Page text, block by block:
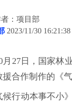
：项目部
2023/11/30 16:21:38
月27日，国家林
合作制作的《
候行动本事不小